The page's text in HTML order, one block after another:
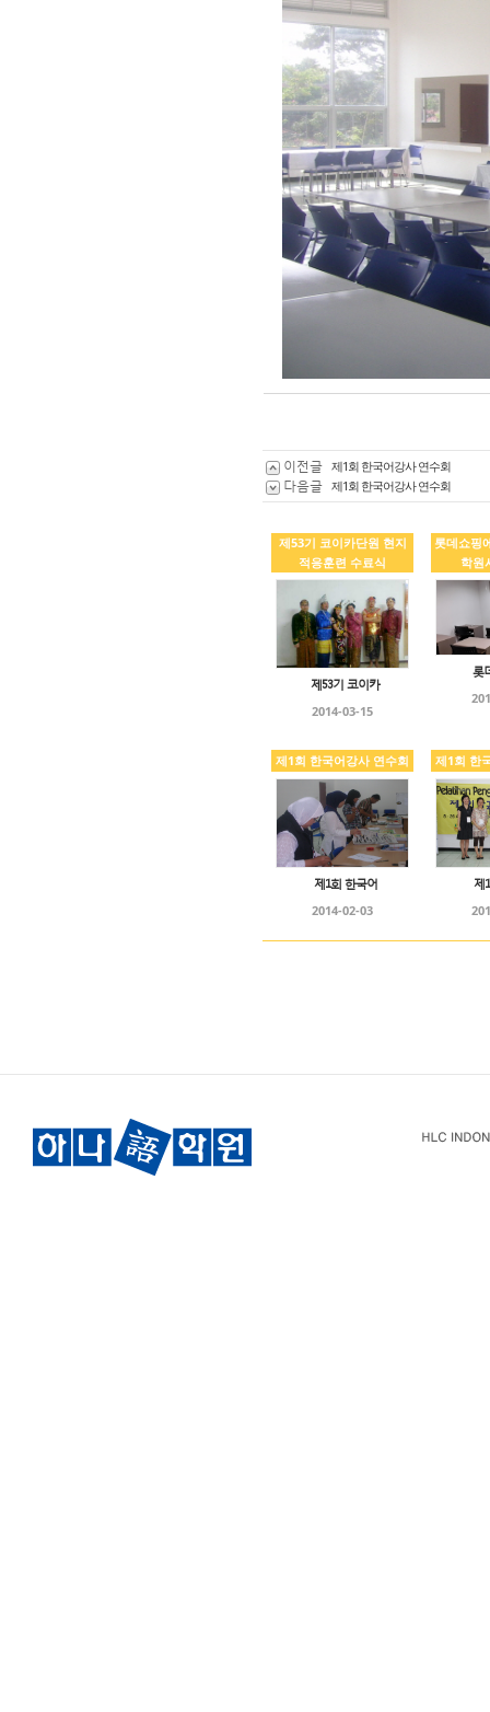
이전글 제1회 한국어강사 연수회
다음글 제1회 한국어강사 연수회
제53기 코이카단원 현지
적응훈련 수료식
제53기 코이카
2014-03-15
롯데쇼핑
학원
롯
제1회 한국어강사 연수회
제1회 한국어
2014-02-03
제1회 한
제